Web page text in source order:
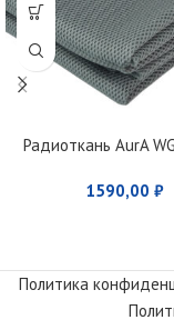
Радиоткань AurA
1590,00 ₽
Политика